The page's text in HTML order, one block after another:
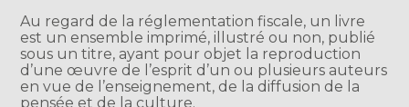
Au regard de la réglementation fiscale, un livre
est un ensemble imprimé, illustré ou non, publié
sous un titre, ayant pour objet la reproduction
d’une œuvre de l’esprit d’un ou plusieurs auteurs
en vue de l’enseignement, de la diffusion de la
pensée et de la culture.